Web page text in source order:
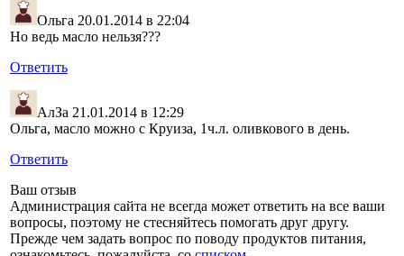
Ольга 20.01.2014 в 22:04
Но ведь масло нельзя???
Ответить
АлЗа 21.01.2014 в 12:29
Ольга, масло можно с Круиза, 1ч.л. оливкового в день.
Ответить
Ваш отзыв
Администрация сайта не всегда может ответить на все ваши
вопросы, поэтому не стесняйтесь помогать друг другу.
Прежде чем задать вопрос по поводу продуктов питания,